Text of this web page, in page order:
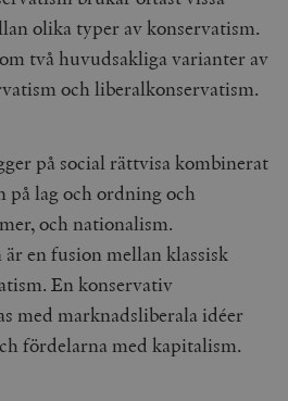
olika typer av konservatism.
två huvudsakliga varianter av
och liberalkonservatism.
på social rättvisa kombinerat
på lag och ordning och
och nationalism.
en fusion mellan klassisk
En konservativ
med marknadsliberala idéer
fördelarna med kapitalism.